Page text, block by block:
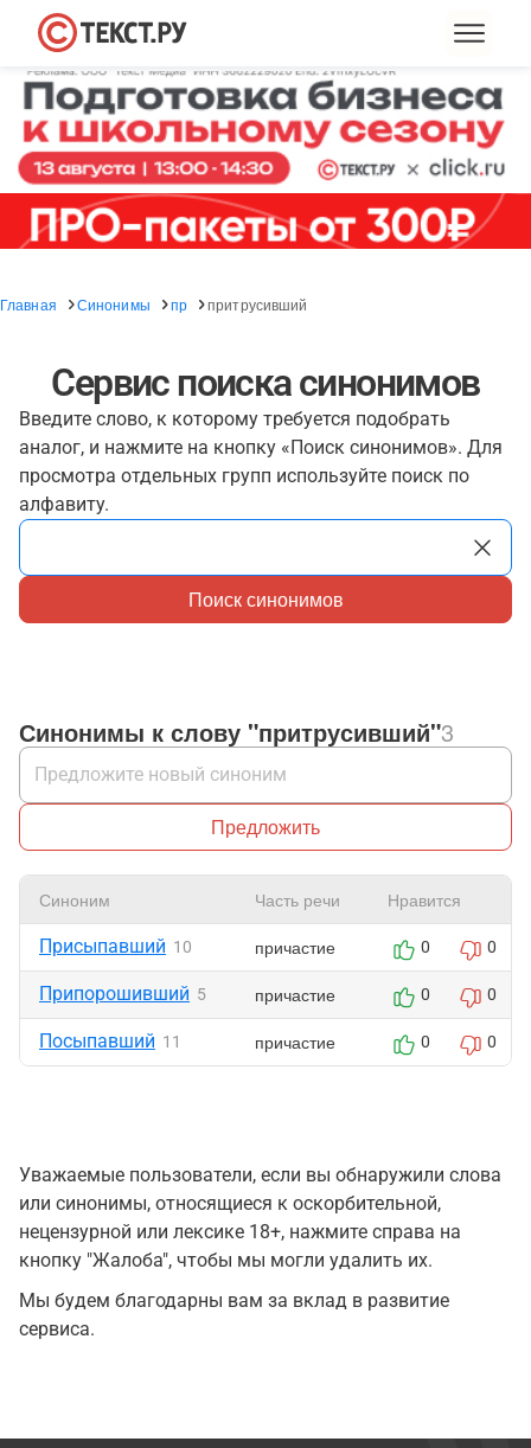
Главная Синонимы пр притрусивший
Сервис поиска синонимов
Введите слово, к которому требуется подобрать
аналог, и нажмите на кнопку «Поиск синонимов». Для
просмотра отдельных групп используйте поиск по
алфавиту.
Поиск синонимов
Синонимы к слову "притрусивший"3
Предложить
Синоним Часть речи Нравится
Присыпавший 10 причастие 0 0
Припорошивший 5 причастие 0 0
Посыпавший 11 причастие 0 0
Уважаемые пользователи, если вы обнаружили слова
или синонимы, относящиеся к оскорбительной,
нецензурной или лексике 18+, нажмите справа на
кнопку "Жалоба", чтобы мы могли удалить их.
Мы будем благодарны вам за вклад в развитие
сервиса.